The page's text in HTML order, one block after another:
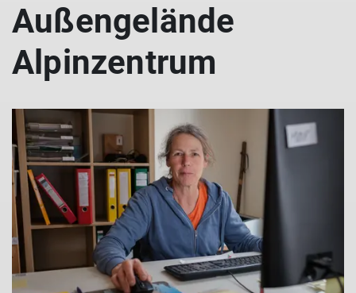
Außengelände
Alpinzentrum